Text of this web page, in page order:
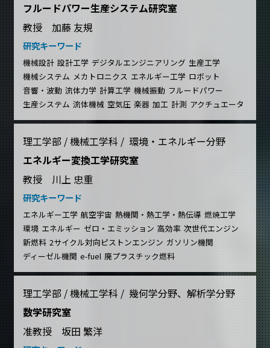
フルードパワー生産システム研究室
教授 加藤 友規
研究キーワード
機械設計 設計工学 デジタルエンジニアリング 生産工学
機械システム メカトロニクス エネルギー工学 ロボット
音響・波動 流体力学 計算工学 機械振動 フルードパワー
生産システム 流体機械 空気圧 楽器 加工 計測 アクチュエータ
理工学部 / 機械工学科 / 環境・エネルギー分野
エネルギー変換工学研究室
教授 川上 忠重
研究キーワード
エネルギー工学 航空宇宙 熱機関・熱工学・熱伝導 燃焼工学
環境 エネルギー ゼロ・エミッション 高効率 次世代エンジン
新燃料 2サイクル対向ピストンエンジン ガソリン機関
ディーゼル機関 e-fuel 廃プラスチック燃料
理工学部 / 機械工学科 / 幾何学分野、解析学分野
数学研究室
准教授 坂田 繁洋